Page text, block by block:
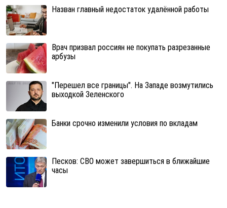
Назван главный недостаток удалённой работы
Врач призвал россиян не покупать разрезанные
арбузы
"Перешел все границы". На Западе возмутились
выходкой Зеленского
Банки срочно изменили условия по вкладам
Песков: СВО может завершиться в ближайшие
часы